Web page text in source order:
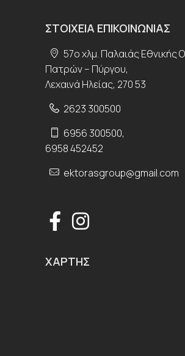
ΣΤΟΙΧΕΊΑ ΕΠΙΚΟΙΝΩΝΊΑΣ
57ο χλμ. Παλαιάς Εθνικής
Πατρών – Πύργου,
Λεχαινά Ηλείας, 270 53
2623 300500
6956 300500,
6958 452452
ektorasgroup@gmail.com
ΧΆΡΤΗΣ